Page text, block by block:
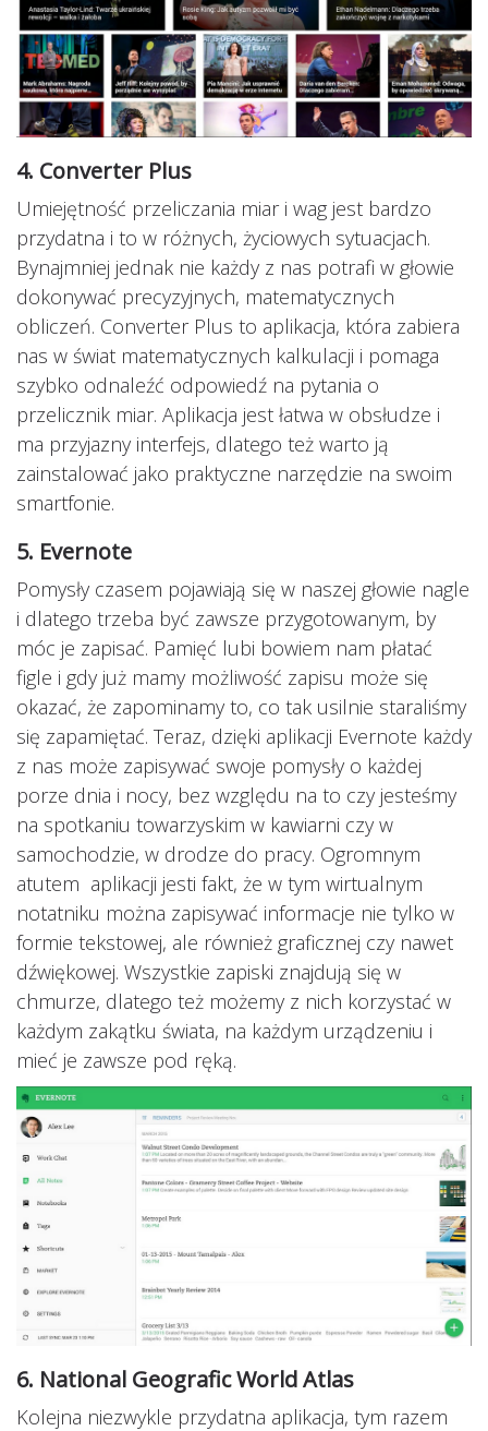
4. Converter Plus
Umiejętność przeliczania miar i wag jest bardzo
przydatna i to w różnych, życiowych sytuacjach.
Bynajmniej jednak nie każdy z nas potrafi w głowie
dokonywać precyzyjnych, matematycznych
obliczeń. Converter Plus to aplikacja, która zabiera
nas w świat matematycznych kalkulacji i pomaga
szybko odnaleźć odpowiedź na pytania o
przelicznik miar. Aplikacja jest łatwa w obsłudze i
ma przyjazny interfejs, dlatego też warto ją
zainstalować jako praktyczne narzędzie na swoim
smartfonie.
5. Evernote
Pomysły czasem pojawiają się w naszej głowie nagle
i dlatego trzeba być zawsze przygotowanym, by
móc je zapisać. Pamięć lubi bowiem nam płatać
figle i gdy już mamy możliwość zapisu może się
okazać, że zapominamy to, co tak usilnie staraliśmy
się zapamiętać. Teraz, dzięki aplikacji Evernote każdy
z nas może zapisywać swoje pomysły o każdej
porze dnia i nocy, bez względu na to czy jesteśmy
na spotkaniu towarzyskim w kawiarni czy w
samochodzie, w drodze do pracy. Ogromnym
atutem aplikacji jesti fakt, że w tym wirtualnym
notatniku można zapisywać informacje nie tylko w
formie tekstowej, ale również graficznej czy nawet
dźwiękowej. Wszystkie zapiski znajdują się w
chmurze, dlatego też możemy z nich korzystać w
każdym zakątku świata, na każdym urządzeniu i
mieć je zawsze pod ręką.
6. National Geografic World Atlas
Kolejna niezwykle przydatna aplikacja, tym razem